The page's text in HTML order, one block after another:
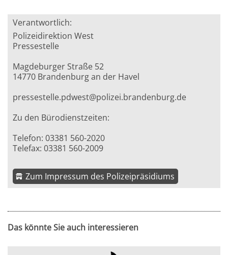
Verantwortlich:
Polizeidirektion West
Pressestelle
Magdeburger Straße 52
14770 Brandenburg an der Havel
pressestelle.pdwest@polizei.brandenburg.de
Zu den Bürodienstzeiten:
Telefon: 03381 560-2020
Telefax: 03381 560-2009
Zum Impressum des Polizeipräsidiums
Das könnte Sie auch interessieren